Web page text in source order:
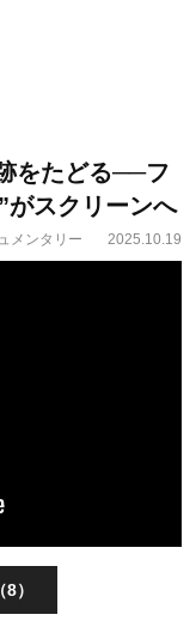
をたどる──フ
がスクリーンへ
メンタリー 2025.10.19
）